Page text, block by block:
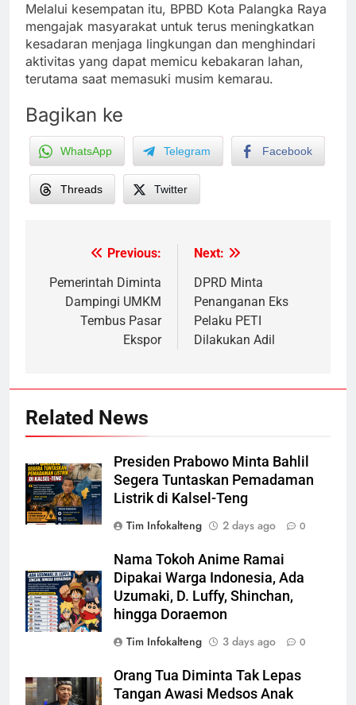
Melalui kesempatan itu, BPBD Kota Palangka Raya
mengajak masyarakat untuk terus meningkatkan
kesadaran menjaga lingkungan dan menghindari
aktivitas yang dapat memicu kebakaran lahan,
terutama saat memasuki musim kemarau.
Bagikan ke
WhatsApp Telegram Facebook
Threads Twitter
navigation
Previous:
Pemerintah Diminta
Dampingi UMKM
Tembus Pasar
Ekspor
Next:
DPRD Minta
Penanganan Eks
Pelaku PETI
Dilakukan Adil
Related News
Presiden Prabowo Minta Bahlil
Segera Tuntaskan Pemadaman
Listrik di Kalsel-Teng
Tim Infokalteng
2 days ago 0
Nama Tokoh Anime Ramai
Dipakai Warga Indonesia, Ada
Uzumaki, D. Luffy, Shinchan,
hingga Doraemon
Tim Infokalteng
3 days ago 0
Orang Tua Diminta Tak Lepas
Tangan Awasi Medsos Anak